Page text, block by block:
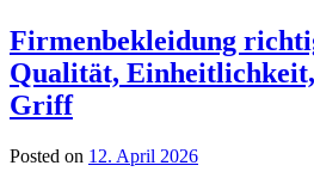
Firmenbekleidung
Qualität,
Griff
Posted on 12. April 2026